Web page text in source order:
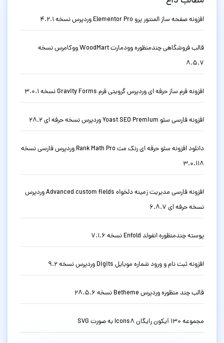
افزونه صفحه ساز المنتور پرو Elementor Pro وردپرس نسخه 4.2.1
قالب فروشگاهی چندمنظوره وودمارت WoodMart ووکامرس نسخه
8.5.7
افزونه فرم ساز حرفه ای وردپرس گرویتی فرم Gravity Forms نسخه 3.0.1
افزونه فارسی سئو Yoast SEO Premium وردپرس نسخه حرفه ای 28.2
دانلود افزونه سئو حرفه ای رنک مث Rank Math Pro وردپرس فارسی نسخه
3.0.118
افزونه فارسی مدیریت زمینه دلخواه Advanced custom fields وردپرس
نسخه حرفه ای 6.8.7
پوسته چندمنظوره انفولد Enfold نسخه 7.1.6
افزونه ثبت نام و ورود شماره موبایل Digits وردپرس نسخه 9.2
قالب چند منظوره وردپرس Betheme نسخه 28.5.6
مجموعه 130 آیکون رایگان Icons8 به صورت SVG